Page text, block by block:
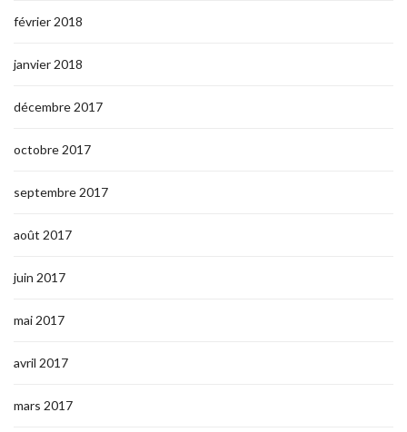
février 2018
janvier 2018
décembre 2017
octobre 2017
septembre 2017
août 2017
juin 2017
mai 2017
avril 2017
mars 2017